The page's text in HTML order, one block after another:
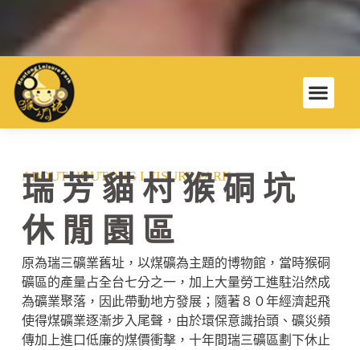
ABOUT HOUTONG LEISURE PARK
瑞芳貓村猴硐坑
休閒園區
原為瑞三礦業舊址，以煤礦為主題的博物館，當時猴硐
礦區的產量占全台七分之一，加上大量勞工進駐沿然成
為礦業聚落，因此帶動地方發展；隨著８０年經濟起飛
使得煤礦業逐漸步入尾聲，由於環保意識抬頭、礦災頻
傳加上進口低廉的煤價衝擊，十年間瑞三礦區劃下休止